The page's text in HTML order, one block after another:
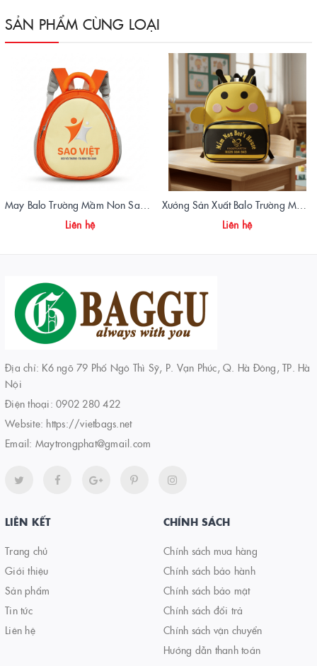
SẢN PHẨM CÙNG LOẠI
May Balo Trường Mầm Non Sao Việt – Chất Lượng, Giá Xưởng, Giao Hàng Toàn Quốc
Liên hệ
Xưởng Sản Xuất Balo Trường Mẫu Giáo Ngôi Nhà Ong Chất Lượng | Vietbags
Liên hệ
Địa chỉ: K6 ngõ 79 Phố Ngô Thì Sỹ, P. Vạn Phúc, Q. Hà Đông, TP. Hà
Nội
Điện thoại: 0902 280 422
Website: https://vietbags.net
Email: Maytrongphat@gmail.com
LIÊN KẾT
Trang chủ
Giới thiệu
Sản phẩm
Tin tức
Liên hệ
CHÍNH SÁCH
Chính sách mua hàng
Chính sách bảo hành
Chính sách bảo mật
Chính sách đổi trả
Chính sách vận chuyển
Hướng dẫn thanh toán